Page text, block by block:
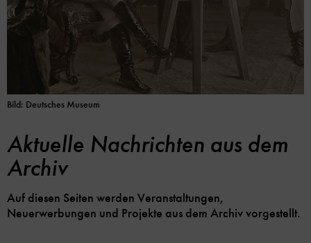
Bild: Deutsches Museum
Aktuelle Nachrichten aus dem
Archiv
Auf diesen Seiten werden Veranstaltungen,
Neuerwerbungen und Projekte aus dem Archiv vorgestellt.